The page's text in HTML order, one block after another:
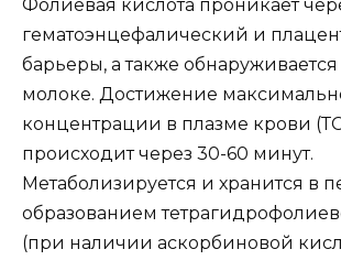
Фолиевая кислота проникает
гематоэнцефалический и
барьеры, а также
молоке. Достижение
концентрации в плазме крови
происходит через 30-60 минут.
Метаболизируется и хранится в
образованием
(при наличии аскорбиновой